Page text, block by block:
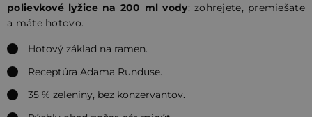
polievkové lyžice na 200 ml vody: zohrejete, premiešate
a máte hotovo.
Hotový základ na ramen.
Receptúra Adama Runduse.
35 % zeleniny, bez konzervantov.